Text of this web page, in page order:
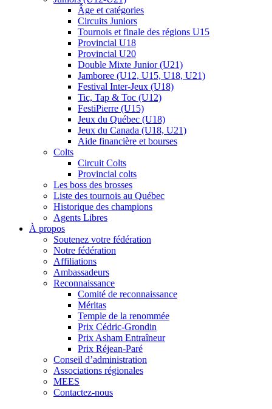
Âge et catégories
Circuits Juniors
Tournois et finale des régions U15
Provincial U18
Provincial U20
Double Mixte Junior (U21)
Jamboree (U12, U15, U18, U21)
Festival Inter-Jeux (U18)
Tic, Tap & Toc (U12)
FestiPierre (U15)
Jeux du Québec (U18)
Jeux du Canada (U18, U21)
Aide financière et bourses
Colts
Circuit Colts
Provincial colts
Les boss des brosses
Liste des tournois au Québec
Historique des champions
Agents Libres
À propos
Soutenez votre fédération
Notre fédération
Affiliations
Ambassadeurs
Reconnaissance
Comité de reconnaissance
Méritas
Temple de la renommée
Prix Cédric-Grondin
Prix Asham Entraîneur
Prix Réjean-Paré
Conseil d’administration
Associations régionales
MEES
Contactez-nous